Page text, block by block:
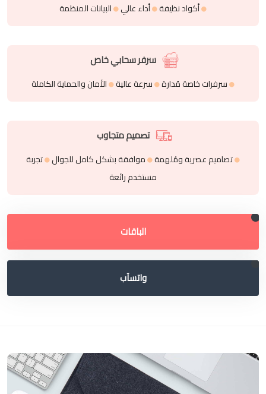
أكواد نظيفة أداء عالي البيانات المنظمة
سرفر سحابي خاص
سرفرات خاصة مُدارة سرعة عالية الأمان والحماية الكاملة
تصميم متجاوب
تصاميم عصرية ومُلهمة موافقة بشكل كامل للجوال تجربة
مستخدم رائعة
الباقات
واتسآب